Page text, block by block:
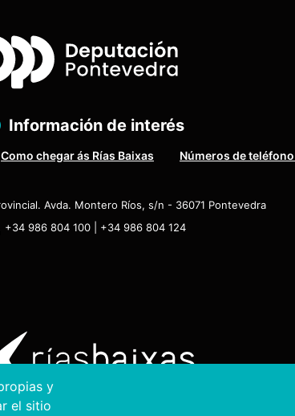
y
el sitio
Información de interés
Como chegar ás Rías Baixas Números de
Avda. Montero Ríos, s/n - 36071 Pontevedra
+34 986 804 100 | +34 986 804 124